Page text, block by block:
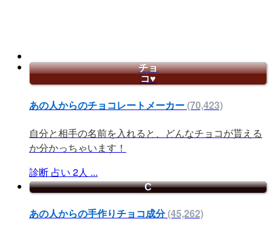
チョ
コ♥
あの人からのチョコレートメーカー(70,423)
自分と相手の名前を入れると、どんなチョコが貰える
か分かっちゃいます！
診断 占い 2人 ...
C
あの人からの手作りチョコ成分(45,262)